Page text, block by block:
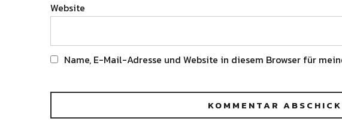
Website
Name, E-Mail-Adresse und Website in diesem Browser für